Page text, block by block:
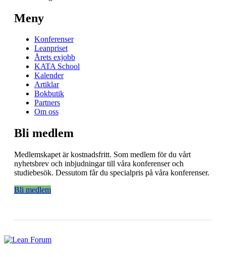
Meny
Konferenser
Leanpriset
Årets exjobb
KATA School
Kalender
Artiklar
Bokbutik
Partners
Om oss
Bli medlem
Medlemskapet är kostnadsfritt. Som medlem för du vårt
nyhetsbrev och inbjudningar till våra konferenser och
studiebesök. Dessutom får du specialpris på våra konferenser.
Bli medlem